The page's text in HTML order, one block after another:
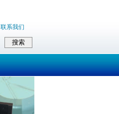
联系我们